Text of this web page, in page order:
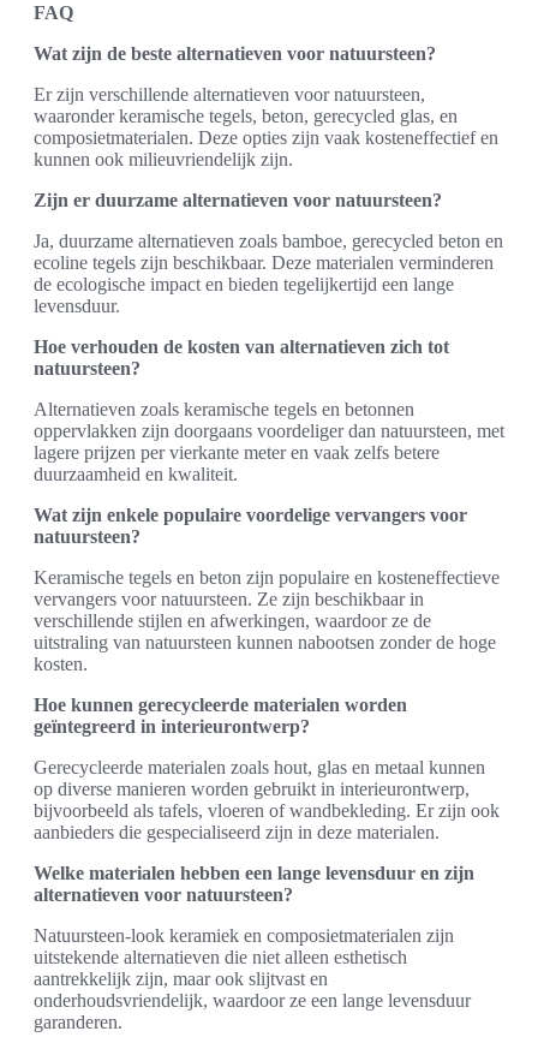
FAQ
Wat zijn de beste alternatieven voor natuursteen?
Er zijn verschillende alternatieven voor natuursteen,
waaronder keramische tegels, beton, gerecycled glas, en
composietmaterialen. Deze opties zijn vaak kosteneffectief en
kunnen ook milieuvriendelijk zijn.
Zijn er duurzame alternatieven voor natuursteen?
Ja, duurzame alternatieven zoals bamboe, gerecycled beton en
ecoline tegels zijn beschikbaar. Deze materialen verminderen
de ecologische impact en bieden tegelijkertijd een lange
levensduur.
Hoe verhouden de kosten van alternatieven zich tot
natuursteen?
Alternatieven zoals keramische tegels en betonnen
oppervlakken zijn doorgaans voordeliger dan natuursteen, met
lagere prijzen per vierkante meter en vaak zelfs betere
duurzaamheid en kwaliteit.
Wat zijn enkele populaire voordelige vervangers voor
natuursteen?
Keramische tegels en beton zijn populaire en kosteneffectieve
vervangers voor natuursteen. Ze zijn beschikbaar in
verschillende stijlen en afwerkingen, waardoor ze de
uitstraling van natuursteen kunnen nabootsen zonder de hoge
kosten.
Hoe kunnen gerecycleerde materialen worden
geïntegreerd in interieurontwerp?
Gerecycleerde materialen zoals hout, glas en metaal kunnen
op diverse manieren worden gebruikt in interieurontwerp,
bijvoorbeeld als tafels, vloeren of wandbekleding. Er zijn ook
aanbieders die gespecialiseerd zijn in deze materialen.
Welke materialen hebben een lange levensduur en zijn
alternatieven voor natuursteen?
Natuursteen-look keramiek en composietmaterialen zijn
uitstekende alternatieven die niet alleen esthetisch
aantrekkelijk zijn, maar ook slijtvast en
onderhoudsvriendelijk, waardoor ze een lange levensduur
garanderen.